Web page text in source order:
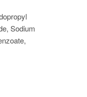
Sodium